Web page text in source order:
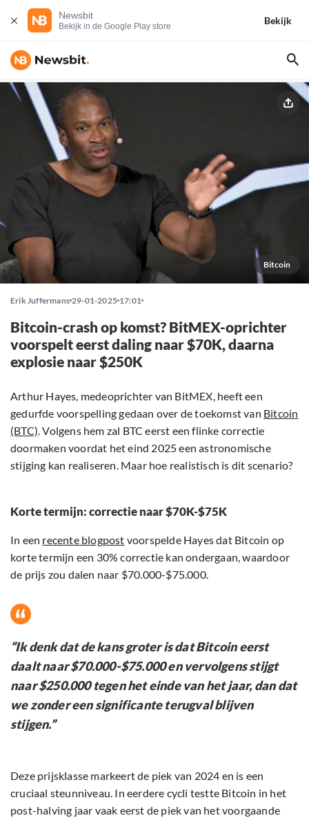
Newsbit
Bekijk in de Google Play store
Bekijk
Bitcoin
Erik Juffermans 29-01-2025 17:01
Bitcoin-crash op komst? BitMEX-oprichter
voorspelt eerst daling naar $70K, daarna
explosie naar $250K
Arthur Hayes, medeoprichter van BitMEX, heeft een
gedurfde voorspelling gedaan over de toekomst van Bitcoin
(BTC). Volgens hem zal BTC eerst een flinke correctie
doormaken voordat het eind 2025 een astronomische
stijging kan realiseren. Maar hoe realistisch is dit scenario?
Korte termijn: correctie naar $70K-$75K
In een recente blogpost voorspelde Hayes dat Bitcoin op
korte termijn een 30% correctie kan ondergaan, waardoor
de prijs zou dalen naar $70.000-$75.000.
“Ik denk dat de kans groter is dat Bitcoin eerst
daalt naar $70.000-$75.000 en vervolgens stijgt
naar $250.000 tegen het einde van het jaar, dan dat
we zonder een significante terugval blijven
stijgen.”
Deze prijsklasse markeert de piek van 2024 en is een
cruciaal steunniveau. In eerdere cycli testte Bitcoin in het
post-halving jaar vaak eerst de piek van het voorgaande